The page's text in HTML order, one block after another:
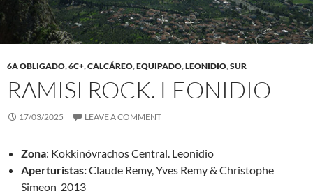
6A OBLIGADO,6C+,CALCÁREO,EQUIPADO,LEONIDIO,SUR
RAMISI ROCK. LEONIDIO
17/03/2025 LEAVE A COMMENT
Zona: Kokkinóvrachos Central. Leonidio
Aperturistas:Claude Remy, Yves Remy & Christophe
Simeon 2013